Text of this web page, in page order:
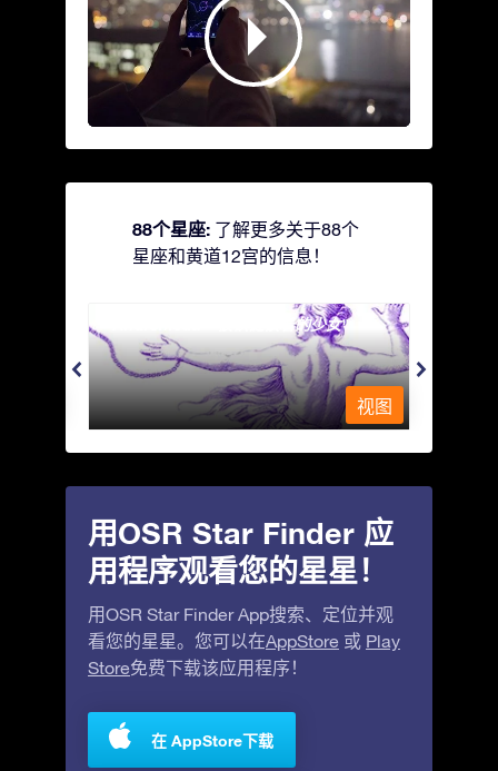
88个星座: 了解更多关于88个
星座和黄道12宫的信息！
Andromeda - 被铁链锁着的少女
视图
用OSR Star Finder 应
用程序观看您的星星！
用OSR Star Finder App搜索、定位并观
看您的星星。您可以在AppStore 或 Play
Store免费下载该应用程序！
在 AppStore下载